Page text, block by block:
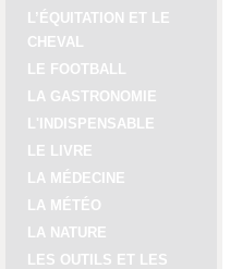
L’ÉQUITATION ET LE
CHEVAL
LE FOOTBALL
LA GASTRONOMIE
L'INDISPENSABLE
LE LIVRE
LA MÉDECINE
LA MÉTÉO
LA NATURE
LES OUTILS ET LES